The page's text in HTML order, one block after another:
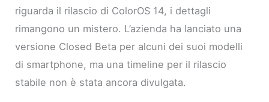
riguarda il rilascio di ColorOS 14, i dettagli
rimangono un mistero. L’azienda ha lanciato una
versione Closed Beta per alcuni dei suoi modelli
di smartphone, ma una timeline per il rilascio
stabile non è stata ancora divulgata.